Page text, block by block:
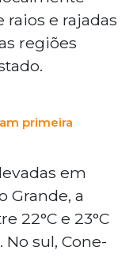
em
é de
milímetros
e
histórica.
raios e rajadas
regiões
primeira
em
Grande, a
22°C e 23°C
No sul, Cone-